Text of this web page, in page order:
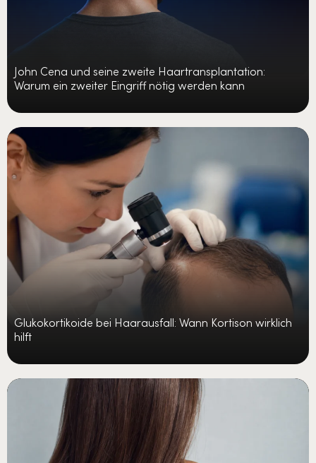
John Cena und seine zweite Haartransplantation:
Warum ein zweiter Eingriff nötig werden kann
Glukokortikoide bei Haarausfall: Wann Kortison wirklich
hilft